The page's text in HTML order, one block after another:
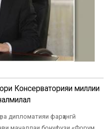
Консерваторияи миллии
дипломатияи фарҳангӣ